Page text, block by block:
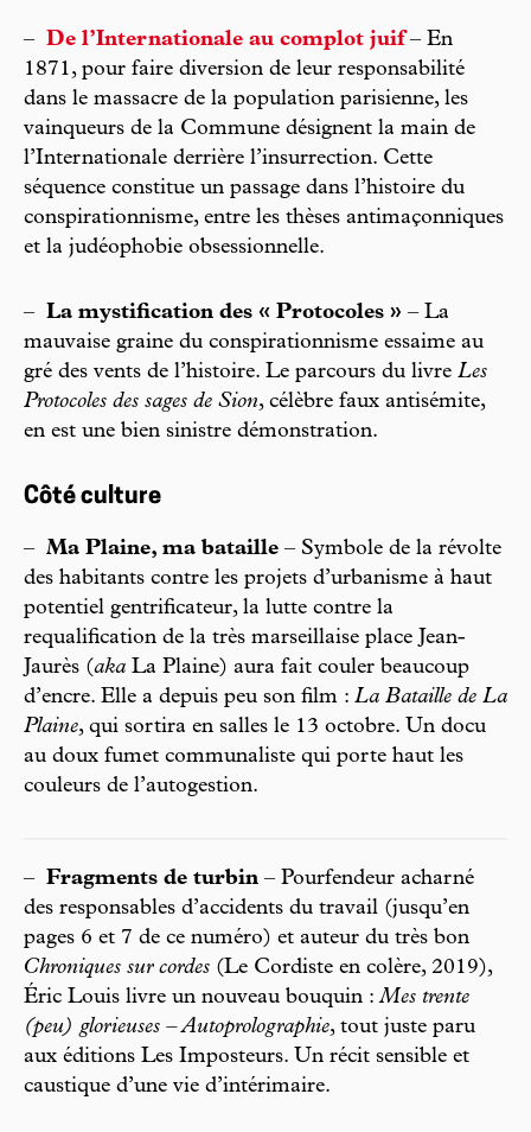
– De l’Internationale au complot juif– En
1871, pour faire diversion de leur responsabilité
dans le massacre de la population parisienne, les
vainqueurs de la Commune désignent la main de
l’Internationale derrière l’insurrection. Cette
séquence constitue un passage dans l’histoire du
conspirationnisme, entre les thèses antimaçonniques
et la judéophobie obsessionnelle.
– La mystification des « Protocoles » – La
mauvaise graine du conspirationnisme essaime au
gré des vents de l’histoire. Le parcours du livre Les
Protocoles des sages de Sion, célèbre faux antisémite,
en est une bien sinistre démonstration.
Côté culture
– Ma Plaine, ma bataille – Symbole de la révolte
des habitants contre les projets d’urbanisme à haut
potentiel gentrificateur, la lutte contre la
requalification de la très marseillaise place Jean-
Jaurès (aka La Plaine) aura fait couler beaucoup
d’encre. Elle a depuis peu son film : La Bataille de La
Plaine, qui sortira en salles le 13 octobre. Un docu
au doux fumet communaliste qui porte haut les
couleurs de l’autogestion.
– Fragments de turbin – Pourfendeur acharné
des responsables d’accidents du travail (jusqu’en
pages 6 et 7 de ce numéro) et auteur du très bon
Chroniques sur cordes (Le Cordiste en colère, 2019),
Éric Louis livre un nouveau bouquin :Mes trente
(peu) glorieuses – Autoprolographie, tout juste paru
aux éditions Les Imposteurs. Un récit sensible et
caustique d’une vie d’intérimaire.